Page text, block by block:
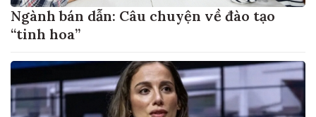
Ngành bán dẫn: Câu chuyện về đào tạo
“tinh hoa”